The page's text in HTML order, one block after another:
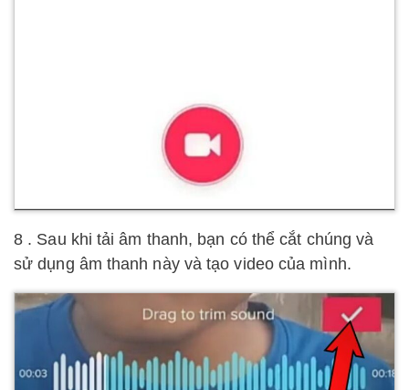
8 . Sau khi tải âm thanh, bạn có thể cắt chúng và
sử dụng âm thanh này và tạo video của mình.